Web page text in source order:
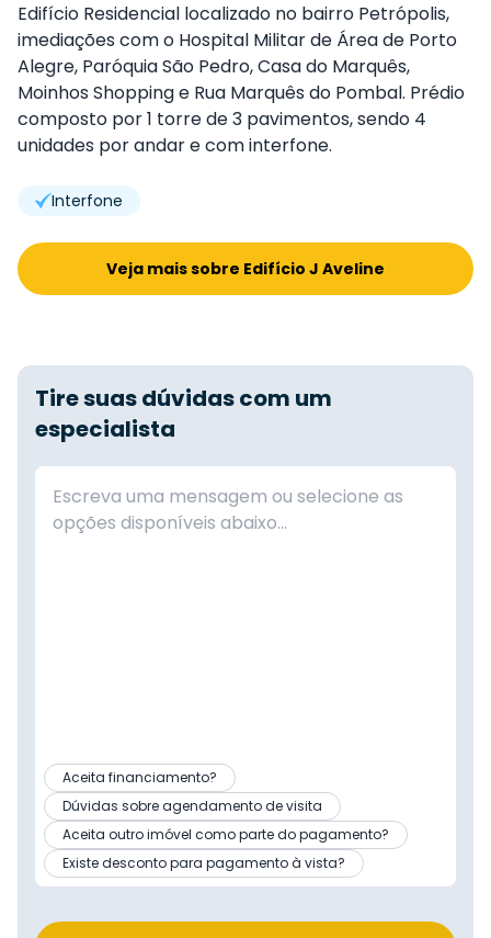
Edifício Residencial localizado no bairro Petrópolis,
imediações com o Hospital Militar de Área de Porto
Alegre, Paróquia São Pedro, Casa do Marquês,
Moinhos Shopping e Rua Marquês do Pombal. Prédio
composto por 1 torre de 3 pavimentos, sendo 4
unidades por andar e com interfone.
Interfone
Veja mais sobre Edifício J Aveline
Tire suas dúvidas com um
especialista
Aceita financiamento?
Dúvidas sobre agendamento de visita
Aceita outro imóvel como parte do pagamento?
Existe desconto para pagamento à vista?